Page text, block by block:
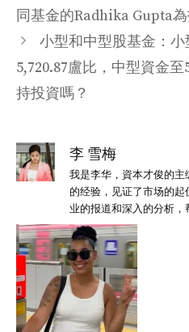
同基金的Radhika Gupta
小型和中型股基金：
5,720.87盧比，中型資金
持投資嗎？
李 雪梅
我是李华，資本才俊的
的经验，见证了市场的
业的报道和深入的分析，